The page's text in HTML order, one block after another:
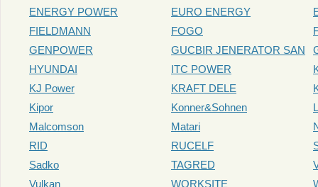
ENERGY POWER
EURO ENERGY
FIELDMANN
FOGO
GENPOWER
GUCBIR JENERATOR SAN
HYUNDAI
ITC POWER
KJ Power
KRAFT DELE
Kipor
Konner&Sohnen
Malcomson
Matari
RID
RUCELF
Sadko
TAGRED
Vulkan
WORKSITE